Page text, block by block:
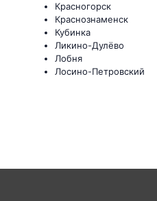
Красногорск
Краснознаменск
Кубинка
Ликино-Дулёво
Лобня
Лосино-Петровский